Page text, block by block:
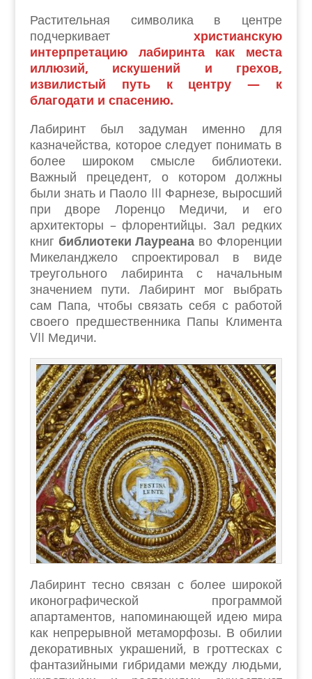
Растительная символика в центре
подчеркивает
христианскую
интерпретацию лабиринта как места
иллюзий, искушений и грехов,
извилистый путь к центру — к
благодати и спасению.
Лабиринт был задуман именно для
казначейства, которое следует понимать в
более широком смысле библиотеки.
Важный прецедент, о котором должны
были знать и Паоло III Фарнезе, выросший
при дворе Лоренцо Медичи, и его
архитекторы – флорентийцы. Зал редких
книг библиотеки Лауреана во Флоренции
Микеланджело спроектировал в виде
треугольного лабиринта с начальным
значением пути. Лабиринт мог выбрать
сам Папа, чтобы связать себя с работой
своего предшественника Папы Климента
VII Медичи.
Лабиринт тесно связан с более широкой
иконографической программой
апартаментов, напоминающей идею мира
как непрерывной метаморфозы. В обилии
декоративных украшений, в гроттесках с
фантазийными гибридами между людьми,